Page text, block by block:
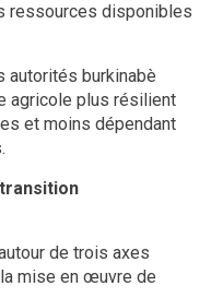
ressources disponibles
autorités burkinabè
agricole plus résilient
et moins dépendant
de trois axes
mise en œuvre de